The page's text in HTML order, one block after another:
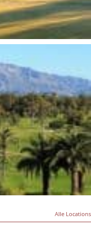
Alle Locations